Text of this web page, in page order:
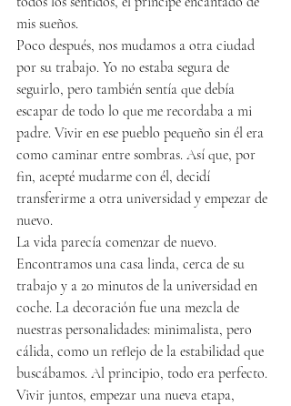
mis sueños.
Poco después, nos mudamos a otra ciudad
por su trabajo. Yo no estaba segura de
seguirlo, pero también sentía que debía
escapar de todo lo que me recordaba a mi
padre. Vivir en ese pueblo pequeño sin él era
como caminar entre sombras. Así que, por
fin, acepté mudarme con él, decidí
transferirme a otra universidad y empezar de
nuevo.
La vida parecía comenzar de nuevo.
Encontramos una casa linda, cerca de su
trabajo y a 20 minutos de la universidad en
coche. La decoración fue una mezcla de
nuestras personalidades: minimalista, pero
cálida, como un reflejo de la estabilidad que
buscábamos. Al principio, todo era perfecto.
Vivir juntos, empezar una nueva etapa,